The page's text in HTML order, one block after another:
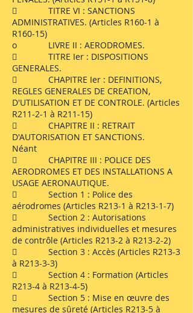
 TITRE VI : SANCTIONS
ADMINISTRATIVES. (Articles R160-1 à
R160-15)
o LIVRE II : AERODROMES.
 TITRE Ier : DISPOSITIONS
GENERALES.
 CHAPITRE Ier : DEFINITIONS,
REGLES GENERALES DE CREATION,
D'UTILISATION ET DE CONTROLE. (Articles
R211-2-1 à R211-15)
 CHAPITRE II : RETRAIT
D'AUTORISATION ET SANCTIONS.
Néant
 CHAPITRE III : POLICE DES
AERODROMES ET DES INSTALLATIONS A
USAGE AERONAUTIQUE.
 Section 1 : Police des
aérodromes (Articles R213-1 à R213-1-7)
 Section 2 : Autorisations
administratives individuelles et mesures
de contrôle (Articles R213-2 à R213-2-2)
 Section 3 : Accès (Articles R213-3
à R213-3-3)
 Section 4 : Formation (Articles
R213-4 à R213-4-5)
 Section 5 : Mise en œuvre des
mesures de sûreté (Articles R213-5 à